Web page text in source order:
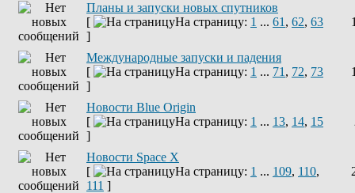
Планы и запуски новых спутников
[
На страницу: 1 ... 61 , 62, 63
]
Международные запуски и падения
[
На страницу: 1 ... 71 , 72, 73
]
Новости Blue Origin
[
На страницу: 1 ... 13, 14, 15
]
Новости Space X
[
На страницу: 1 ... 109, 110,
111 ]